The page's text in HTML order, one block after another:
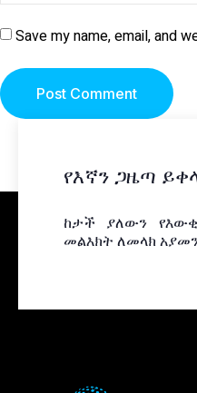
Save my name, email, and
የእኛን ጋዜጣ
ከታች ያለውን
መልእክት ለመላክ